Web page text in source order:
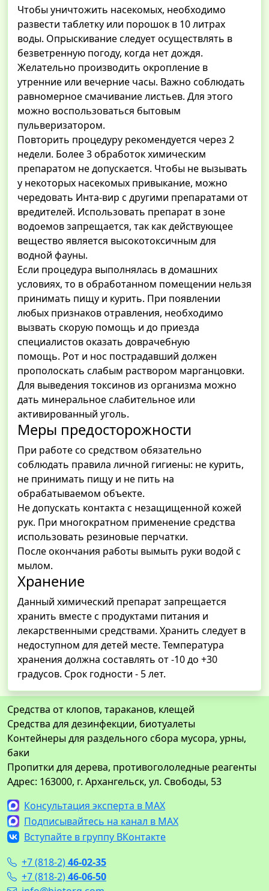
Чтобы уничтожить насекомых, необходимо
развести таблетку или порошок в 10 литрах
воды. Опрыскивание следует осуществлять в
безветренную погоду, когда нет дождя.
Желательно производить окропление в
утренние или вечерние часы. Важно соблюдать
равномерное смачивание листьев. Для этого
можно воспользоваться бытовым
пульверизатором.
Повторить процедуру рекомендуется через 2
недели. Более 3 обработок химическим
препаратом не допускается. Чтобы не вызывать
у некоторых насекомых привыкание, можно
чередовать Инта-вир с другими препаратами от
вредителей. Использовать препарат в зоне
водоемов запрещается, так как действующее
вещество является высокотоксичным для
водной фауны.
Если процедура выполнялась в домашних
условиях, то в обработанном помещении нельзя
принимать пищу и курить. При появлении
любых признаков отравления, необходимо
вызвать скорую помощь и до приезда
специалистов оказать доврачебную
помощь. Рот и нос пострадавший должен
прополоскать слабым раствором марганцовки.
Для выведения токсинов из организма можно
дать минеральное слабительное или
активированный уголь.
Меры предосторожности
При работе со средством обязательно
соблюдать правила личной гигиены: не курить,
не принимать пищу и не пить на
обрабатываемом объекте.
Не допускать контакта с незащищенной кожей
рук. При многократном применение средства
использовать резиновые перчатки.
После окончания работы вымыть руки водой с
мылом.
Хранение
Данный химический препарат запрещается
хранить вместе с продуктами питания и
лекарственными средствами. Хранить следует в
недоступном для детей месте. Температура
хранения должна составлять от -10 до +30
градусов. Срок годности - 5 лет.
Средства от клопов, тараканов, клещей
Средства для дезинфекции, биотуалеты
Контейнеры для раздельного сбора мусора, урны,
баки
Пропитки для дерева, противогололедные реагенты
Адрес: 163000, г. Архангельск, ул. Свободы, 53
Консультация эксперта в MAX
Подписывайтесь на канал в MAX
Вступайте в группу ВКонтакте
+7 (818-2)46-02-35
+7 (818-2)46-06-50